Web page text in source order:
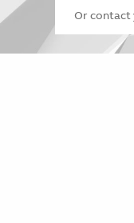
Or contact